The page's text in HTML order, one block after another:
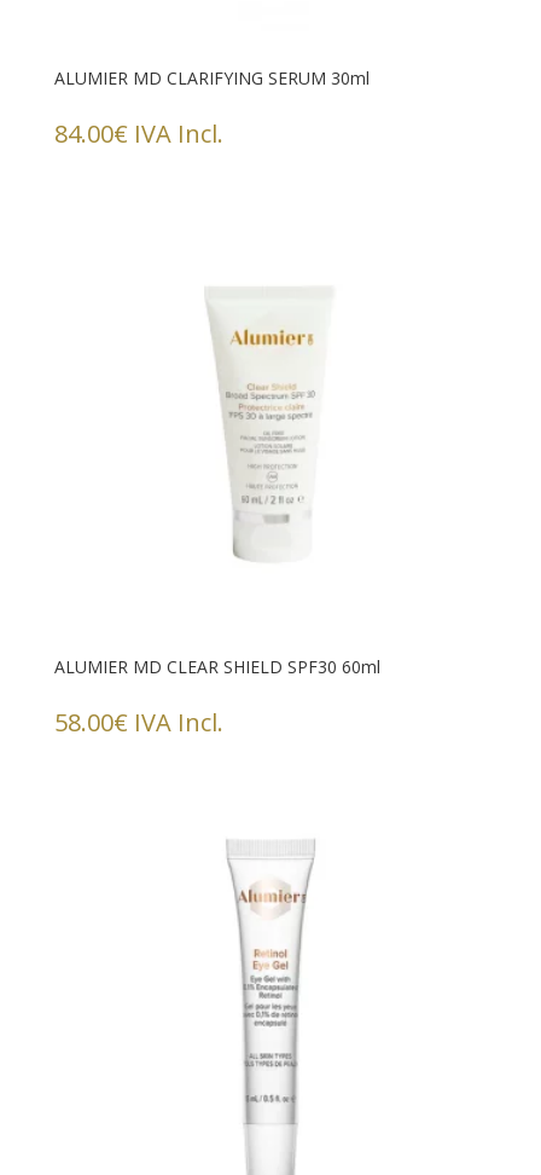
ALUMIER MD CLARIFYING SERUM 30ml
84.00€ IVA Incl.
ALUMIER MD CLEAR SHIELD SPF30 60ml
58.00€ IVA Incl.